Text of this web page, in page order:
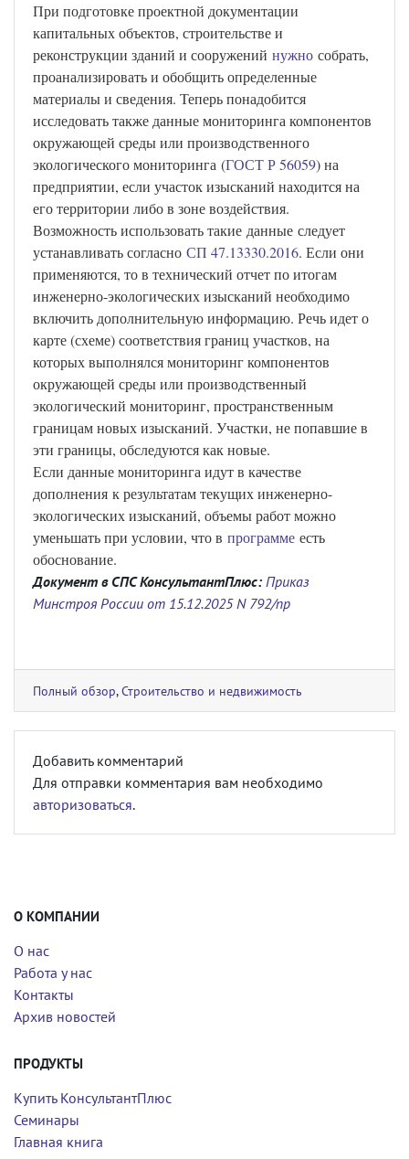
При подготовке проектной документации
капитальных объектов, строительстве и
реконструкции зданий и сооружений нужно собрать,
проанализировать и обобщить определенные
материалы и сведения. Теперь понадобится
исследовать также данные мониторинга компонентов
окружающей среды или производственного
экологического мониторинга (ГОСТ Р 56059) на
предприятии, если участок изысканий находится на
его территории либо в зоне воздействия.
Возможность использовать такие данные следует
устанавливать согласно СП 47.13330.2016. Если они
применяются, то в технический отчет по итогам
инженерно-экологических изысканий необходимо
включить дополнительную информацию. Речь идет о
карте (схеме) соответствия границ участков, на
которых выполнялся мониторинг компонентов
окружающей среды или производственный
экологический мониторинг, пространственным
границам новых изысканий. Участки, не попавшие в
эти границы, обследуются как новые.
Если данные мониторинга идут в качестве
дополнения к результатам текущих инженерно-
экологических изысканий, объемы работ можно
уменьшать при условии, что в программе есть
обоснование.
Документ в СПС КонсультантПлюс: Приказ
Минстроя России от 15.12.2025 N 792/пр
Полный обзор,Строительство и недвижимость
Добавить комментарий
Для отправки комментария вам необходимо
авторизоваться.
О КОМПАНИИ
О нас
Работа у нас
Контакты
Архив новостей
ПРОДУКТЫ
Купить КонсультантПлюс
Семинары
Главная книга